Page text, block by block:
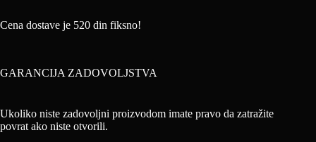
Cena dostave je 520 din fiksno!
GARANCIJA ZADOVOLJSTVA
Ukoliko niste zadovoljni proizvodom imate pravo da zatražite
povrat ako niste otvorili.